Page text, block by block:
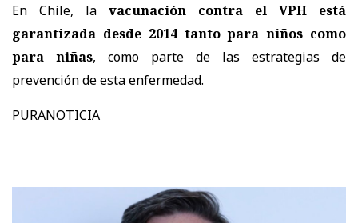
En Chile, la vacunación contra el VPH está
garantizada desde 2014 tanto para niños como
para niñas, como parte de las estrategias de
prevención de esta enfermedad.
PURANOTICIA